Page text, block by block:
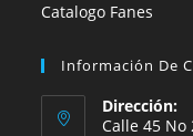
Catalogo Fanes
Información De
Dirección:
Calle 45